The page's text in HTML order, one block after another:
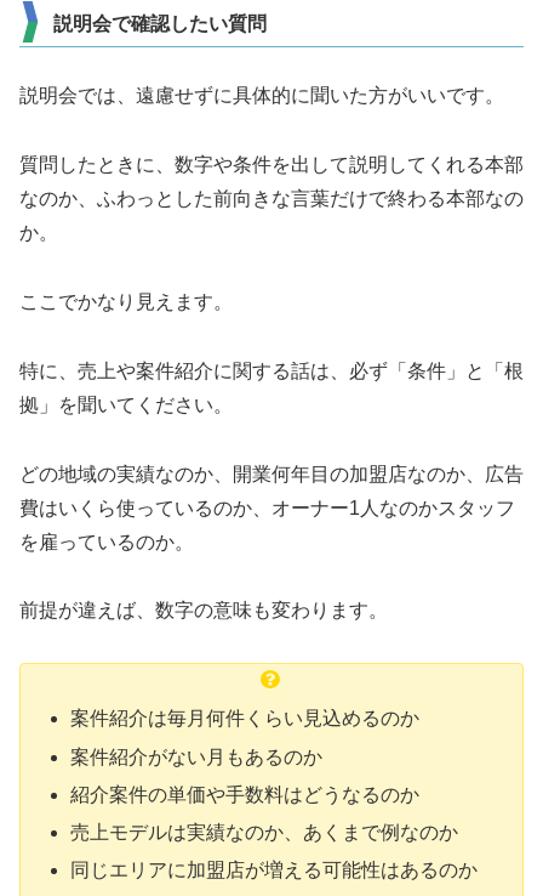
説明会で確認したい質問
説明会では、遠慮せずに具体的に聞いた方がいいです。
質問したときに、数字や条件を出して説明してくれる本部
なのか、ふわっとした前向きな言葉だけで終わる本部なの
か。
ここでかなり見えます。
特に、売上や案件紹介に関する話は、必ず「条件」と「根
拠」を聞いてください。
どの地域の実績なのか、開業何年目の加盟店なのか、広告
費はいくら使っているのか、オーナー1人なのかスタッフ
を雇っているのか。
前提が違えば、数字の意味も変わります。
案件紹介は毎月何件くらい見込めるのか
案件紹介がない月もあるのか
紹介案件の単価や手数料はどうなるのか
売上モデルは実績なのか、あくまで例なのか
同じエリアに加盟店が増える可能性はあるのか